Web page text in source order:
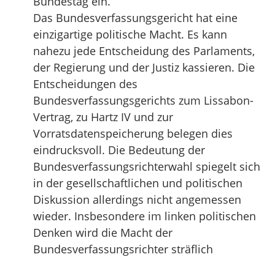
Das Bundesverfassungsgericht hat eine
einzigartige politische Macht. Es kann
nahezu jede Entscheidung des Parlaments,
der Regierung und der Justiz kassieren. Die
Entscheidungen des
Bundesverfassungsgerichts zum Lissabon-
Vertrag, zu Hartz IV und zur
Vorratsdatenspeicherung belegen dies
eindrucksvoll. Die Bedeutung der
Bundesverfassungsrichterwahl spiegelt sich
in der gesellschaftlichen und politischen
Diskussion allerdings nicht angemessen
wieder. Insbesondere im linken politischen
Denken wird die Macht der
Bundesverfassungsrichter sträflich